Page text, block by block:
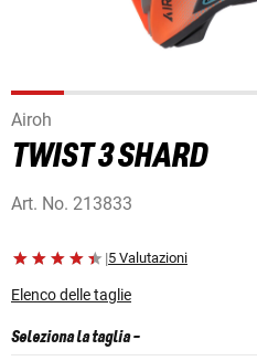
Airoh
TWIST 3 SHARD
Art. No. 213833
|5 Valutazioni
Elenco delle taglie
Seleziona la taglia-